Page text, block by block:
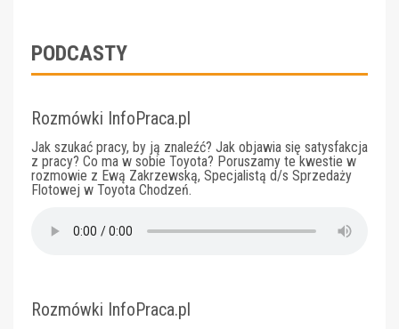
PODCASTY
Rozmówki InfoPraca.pl
Jak szukać pracy, by ją znaleźć? Jak objawia się satysfakcja
z pracy? Co ma w sobie Toyota? Poruszamy te kwestie w
rozmowie z Ewą Zakrzewską, Specjalistą d/s Sprzedaży
Flotowej w Toyota Chodzeń.
Rozmówki InfoPraca.pl